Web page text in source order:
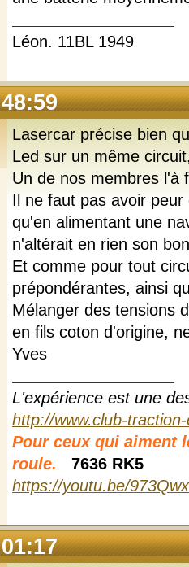
Léon. 11BL 1949
Lasercar précise bien
Led sur un même
Un de nos membres l'à
Il ne faut pas avoir
qu'en alimentant une
n'altérait en rien son
Et comme pour tout
prépondérantes, ainsi
Mélanger des tensions
en fils coton d'origine,
Yves
L'expérience est une
http://www.club-
Pour ceux qui aiment
roule.
7636 RK5
https://youtu.be/